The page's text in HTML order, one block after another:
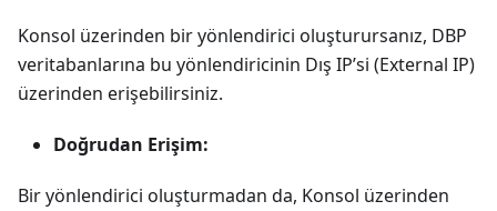
Konsol üzerinden bir yönlendirici oluşturursanız, DBP
veritabanlarına bu yönlendiricinin Dış IP’si (External IP)
üzerinden erişebilirsiniz.
Doğrudan Erişim:
Bir yönlendirici oluşturmadan da, Konsol üzerinden